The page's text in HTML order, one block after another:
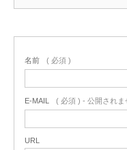
名前 ( 必須 )
E-MAIL ( 必須 ) - 公開されま
URL